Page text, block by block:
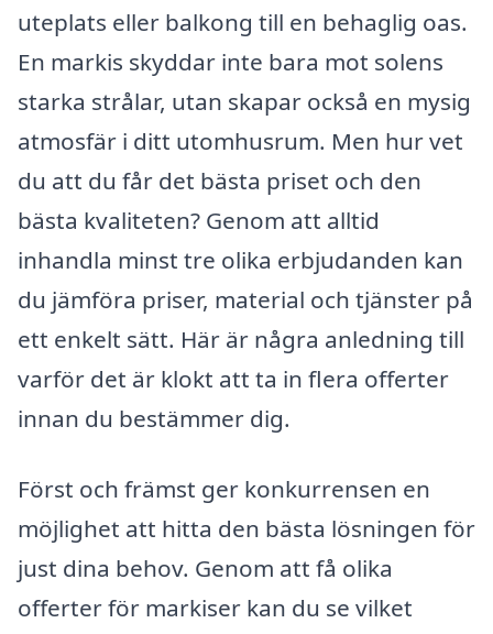
uteplats eller balkong till en behaglig oas.
En markis skyddar inte bara mot solens
starka strålar, utan skapar också en mysig
atmosfär i ditt utomhusrum. Men hur vet
du att du får det bästa priset och den
bästa kvaliteten? Genom att alltid
inhandla minst tre olika erbjudanden kan
du jämföra priser, material och tjänster på
ett enkelt sätt. Här är några anledning till
varför det är klokt att ta in flera offerter
innan du bestämmer dig.
Först och främst ger konkurrensen en
möjlighet att hitta den bästa lösningen för
just dina behov. Genom att få olika
offerter för markiser kan du se vilket